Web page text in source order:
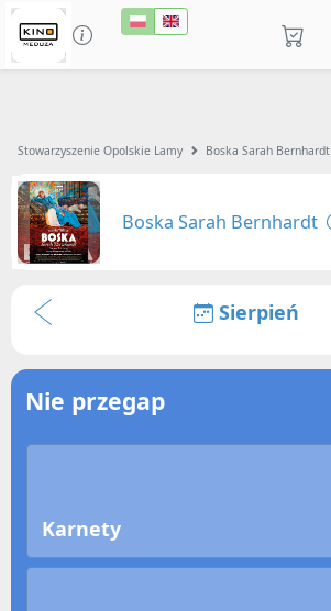
Stowarzyszenie Opolskie Lamy Boska Sarah Bernhardt
Boska Sarah Bernhardt
Sierpień
Nie przegap
Karnety